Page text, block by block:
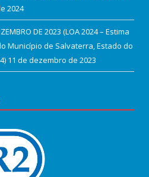
2024
DE 2023 (LOA 2024 – Estima
Município de Salvaterra, Estado do
11 de dezembro de 2023